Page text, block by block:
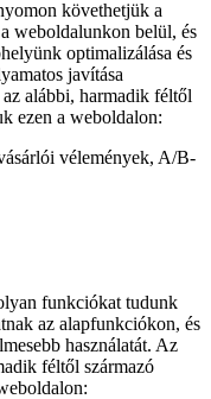
követhetjük a
weboldalunkon belül, és
optimalizálása és
javítása
alábbi, harmadik féltől
ezen a weboldalon:
vélemények, A/B-
funkciókat tudunk
az alapfunkciókon, és
használatát. Az
féltől származó